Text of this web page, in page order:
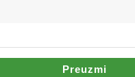
Preuzmi